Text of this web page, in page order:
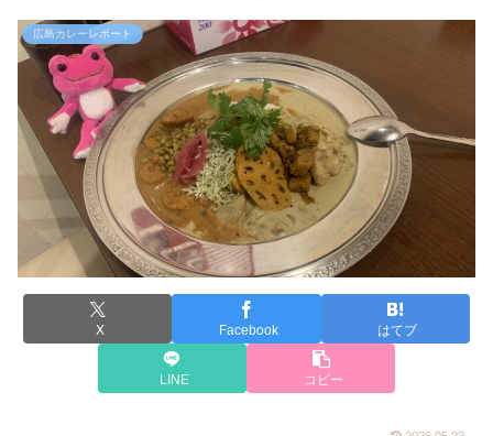
広島カレーレポート
X Facebook はてブ
LINE コピー